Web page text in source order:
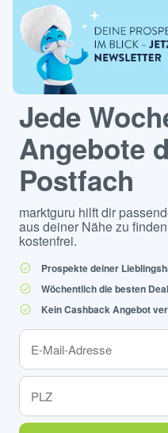
Jede
Angebote
Postfach
marktguru hilft dir
aus deiner Nähe zu
kostenfrei.
Prospekte deiner
Wöchentlich die besten
Kein Cashback Angebot